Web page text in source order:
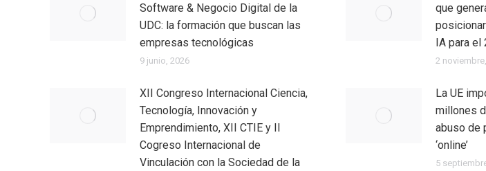
Software & Negocio Digital de la
UDC: la formación que buscan las
empresas tecnológicas
9 junio, 2026
que
IA para el
2
XII Congreso Internacional Ciencia,
Tecnología, Innovación y
Emprendimiento, XII CTIE y II
Cogreso Internacional de
Vinculación con la Sociedad de la
La UE
millones
abuso de
‘online’
5